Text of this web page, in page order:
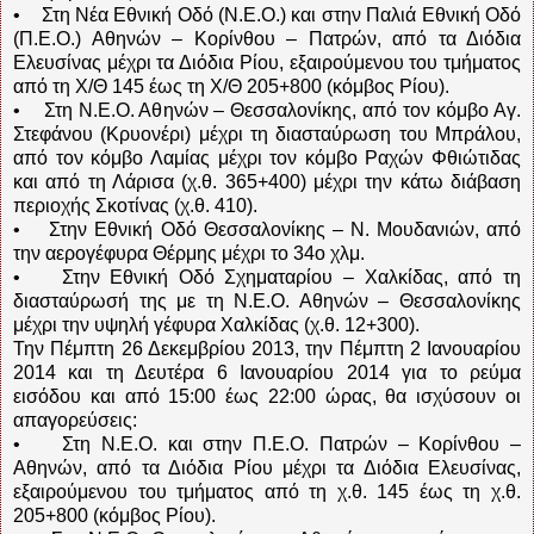
• Στη Νέα Εθνική Οδό (Ν.Ε.Ο.) και στην Παλιά Εθνική Οδό
(Π.Ε.Ο.) Αθηνών – Κορίνθου – Πατρών, από τα Διόδια
Ελευσίνας μέχρι τα Διόδια Ρίου, εξαιρούμενου του τμήματος
από τη Χ/Θ 145 έως τη Χ/Θ 205+800 (κόμβος Ρίου).
• Στη Ν.Ε.Ο. Αθηνών – Θεσσαλονίκης, από τον κόμβο Αγ.
Στεφάνου (Κρυονέρι) μέχρι τη διασταύρωση του Μπράλου,
από τον κόμβο Λαμίας μέχρι τον κόμβο Ραχών Φθιώτιδας
και από τη Λάρισα (χ.θ. 365+400) μέχρι την κάτω διάβαση
περιοχής Σκοτίνας (χ.θ. 410).
• Στην Εθνική Οδό Θεσσαλονίκης – Ν. Μουδανιών, από
την αερογέφυρα Θέρμης μέχρι το 34ο χλμ.
• Στην Εθνική Οδό Σχηματαρίου – Χαλκίδας, από τη
διασταύρωσή της με τη Ν.Ε.Ο. Αθηνών – Θεσσαλονίκης
μέχρι την υψηλή γέφυρα Χαλκίδας (χ.θ. 12+300).
Την Πέμπτη 26 Δεκεμβρίου 2013, την Πέμπτη 2 Ιανουαρίου
2014 και τη Δευτέρα 6 Ιανουαρίου 2014 για το ρεύμα
εισόδου και από 15:00 έως 22:00 ώρας, θα ισχύσουν οι
απαγορεύσεις:
• Στη Ν.Ε.Ο. και στην Π.Ε.Ο. Πατρών – Κορίνθου –
Αθηνών, από τα Διόδια Ρίου μέχρι τα Διόδια Ελευσίνας,
εξαιρούμενου του τμήματος από τη χ.θ. 145 έως τη χ.θ.
205+800 (κόμβος Ρίου).